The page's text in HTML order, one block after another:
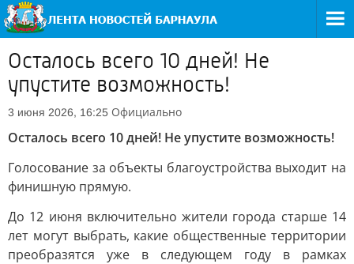
Осталось всего 10 дней! Не
упустите возможность!
3 июня 2026, 16:25 Официально
Осталось всего 10 дней! Не упустите возможность!
Голосование за объекты благоустройства выходит на
финишную прямую.
До 12 июня включительно жители города старше 14
лет могут выбрать, какие общественные территории
преобразятся уже в следующем году в рамках